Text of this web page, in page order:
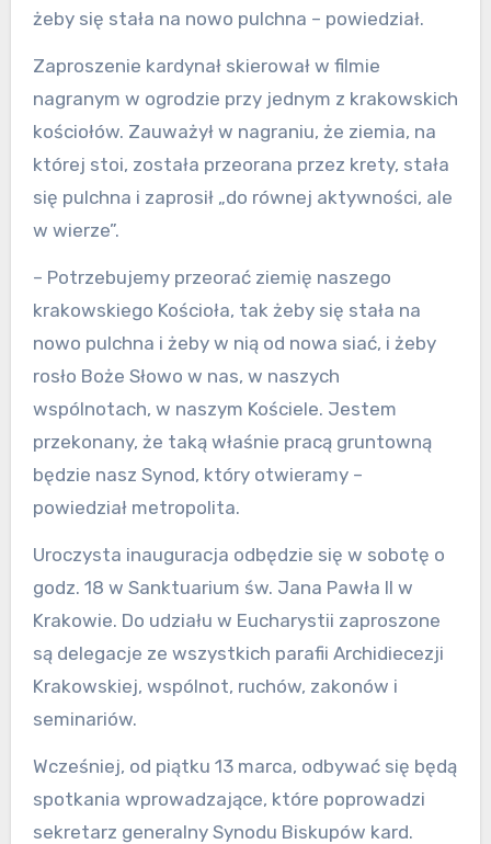
żeby się stała na nowo pulchna – powiedział.
Zaproszenie kardynał skierował w filmie
nagranym w ogrodzie przy jednym z krakowskich
kościołów. Zauważył w nagraniu, że ziemia, na
której stoi, została przeorana przez krety, stała
się pulchna i zaprosił „do równej aktywności, ale
w wierze”.
– Potrzebujemy przeorać ziemię naszego
krakowskiego Kościoła, tak żeby się stała na
nowo pulchna i żeby w nią od nowa siać, i żeby
rosło Boże Słowo w nas, w naszych
wspólnotach, w naszym Kościele. Jestem
przekonany, że taką właśnie pracą gruntowną
będzie nasz Synod, który otwieramy –
powiedział metropolita.
Uroczysta inauguracja odbędzie się w sobotę o
godz. 18 w Sanktuarium św. Jana Pawła II w
Krakowie. Do udziału w Eucharystii zaproszone
są delegacje ze wszystkich parafii Archidiecezji
Krakowskiej, wspólnot, ruchów, zakonów i
seminariów.
Wcześniej, od piątku 13 marca, odbywać się będą
spotkania wprowadzające, które poprowadzi
sekretarz generalny Synodu Biskupów kard.